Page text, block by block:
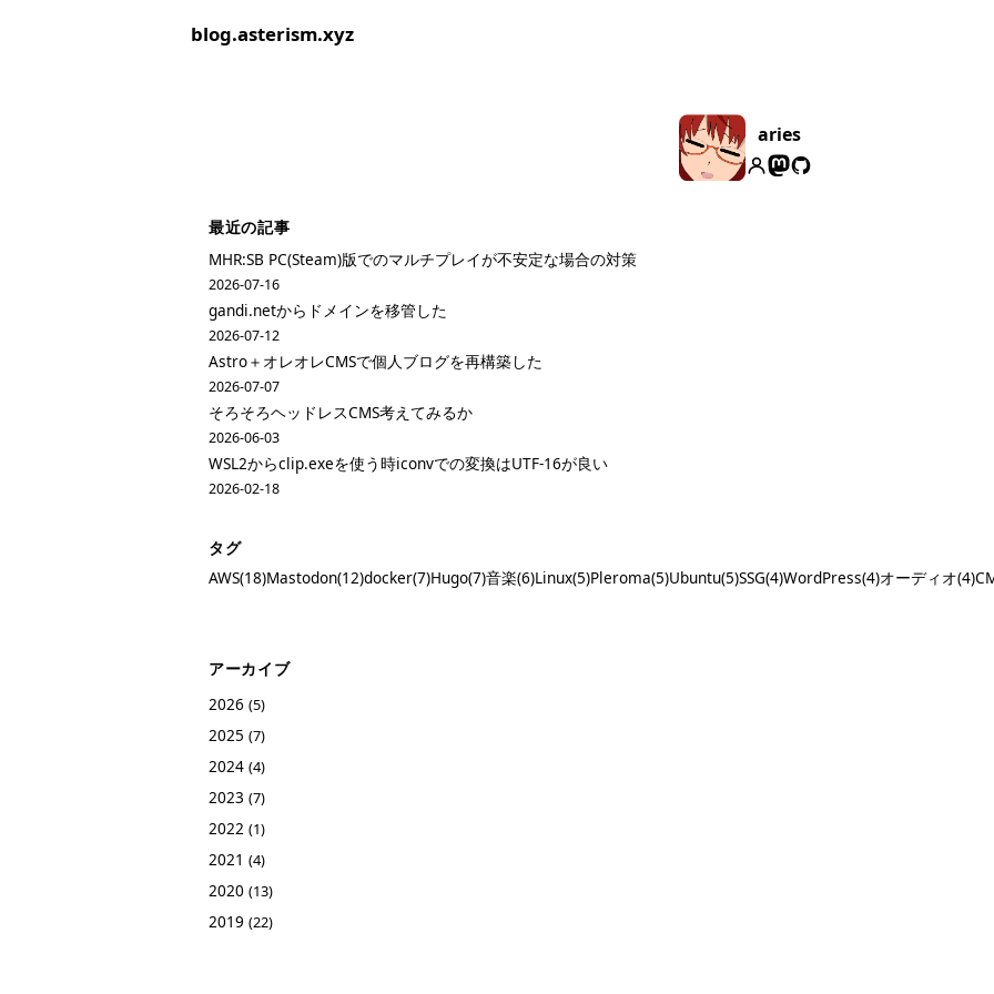
blog.asterism.xyz
aries
最近の記事
MHR:SB PC(Steam)版でのマルチプレイが不安定な場合の対策
2026-07-16
gandi.netからドメインを移管した
2026-07-12
Astro＋オレオレCMSで個人ブログを再構築した
2026-07-07
そろそろヘッドレスCMS考えてみるか
2026-06-03
WSL2からclip.exeを使う時iconvでの変換はUTF-16が良い
2026-02-18
タグ
AWS(18)Mastodon(12)docker(7)Hugo(7)音楽(6)Linux(5)Pleroma(5)Ubuntu(5)SSG(4)WordPress(4)オーディオ(4)
アーカイブ
2026 (5)
2025 (7)
2024 (4)
2023 (7)
2022 (1)
2021 (4)
2020 (13)
2019 (22)